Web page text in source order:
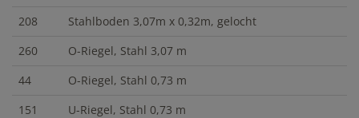
208
Stahlboden 3,07m x 0,32m, gelocht
260
O-Riegel, Stahl 3,07 m
44
O-Riegel, Stahl 0,73 m
151
U-Riegel, Stahl 0,73 m